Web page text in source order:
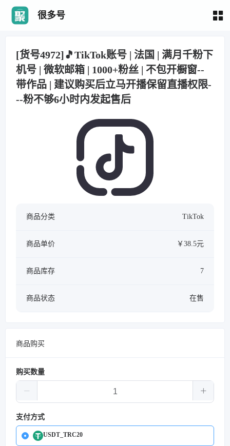
很多号
[货号4972]🎵TikTok账号 | 法国 | 满月千粉下
机号 | 微软邮箱 | 1000+粉丝 | 不包开橱窗--
带作品 | 建议购买后立马开播保留直播权限-
--粉不够6小时内发起售后
商品分类 TikTok
商品单价 ￥38.5元
商品库存 7
商品状态 在售
商品购买
购买数量
支付方式
USDT_TRC20